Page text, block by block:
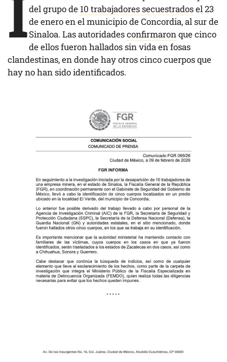
del grupo de 10 trabajadores secuestradosel 23
de enero en el municipio de Concordia, al sur de
Sinaloa. Las autoridadesconfirmaronque cinco
de ellos fueron hallados sin vida en fosas
clandestinas, en donde hay otros cinco cuerpos que
hay no han sido identificados.